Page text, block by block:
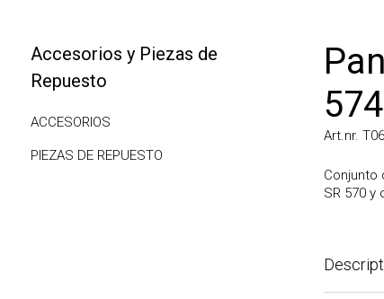
Accesorios y Piezas de
Repuesto
ACCESORIOS
PIEZAS DE REPUESTO
574
Art.nr. T06-
Conjunto
SR 570 y